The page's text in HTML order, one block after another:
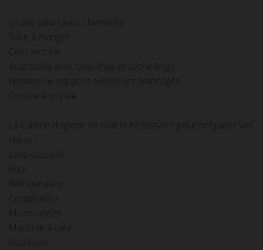
Grand salon avec cheminée
Salle à manger
Coin lecture
Buanderie avec lave-linge et sèche-linge
Nombreux espaces extérieurs aménagés
Cuisine équipée
La cuisine dispose de tout le nécessaire pour préparer vos
repas :
Lave-vaisselle
Four
Réfrigérateur
Congélateur
Micro-ondes
Machine à café
Bouilloire